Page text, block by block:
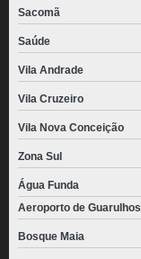
Sacomã
Saúde
Vila Andrade
Vila Cruzeiro
Vila Nova Conceição
Zona Sul
Água Funda
Aeroporto de Guarulhos
Bosque Maia